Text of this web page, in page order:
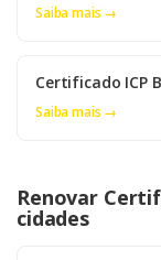
Saiba mais →
Certificado ICP
Saiba mais →
Renovar
cidades